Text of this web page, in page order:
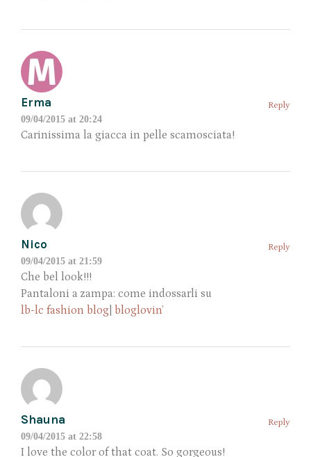
Erma
09/04/2015 at 20:24
Reply
Carinissima la giacca in pelle scamosciata!
Nico
09/04/2015 at 21:59
Reply
Che bel look!!!
Pantaloni a zampa: come indossarli su
lb-lc fashion blog
bloglovin’
Shauna
09/04/2015 at 22:58
Reply
I love the color of that coat. So gorgeous!